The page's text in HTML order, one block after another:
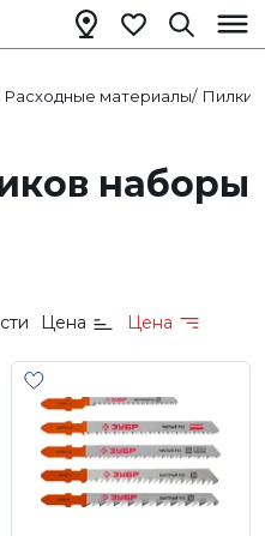
Расходные материалы/ Пилки
наборы
Цена Цена